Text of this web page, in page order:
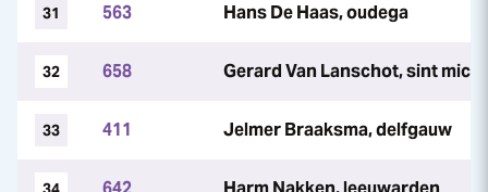
31 563 Hans De Haas, oudega
32 658 Gerard Van Lanschot, sint
33 411 Jelmer Braaksma, delfgauw